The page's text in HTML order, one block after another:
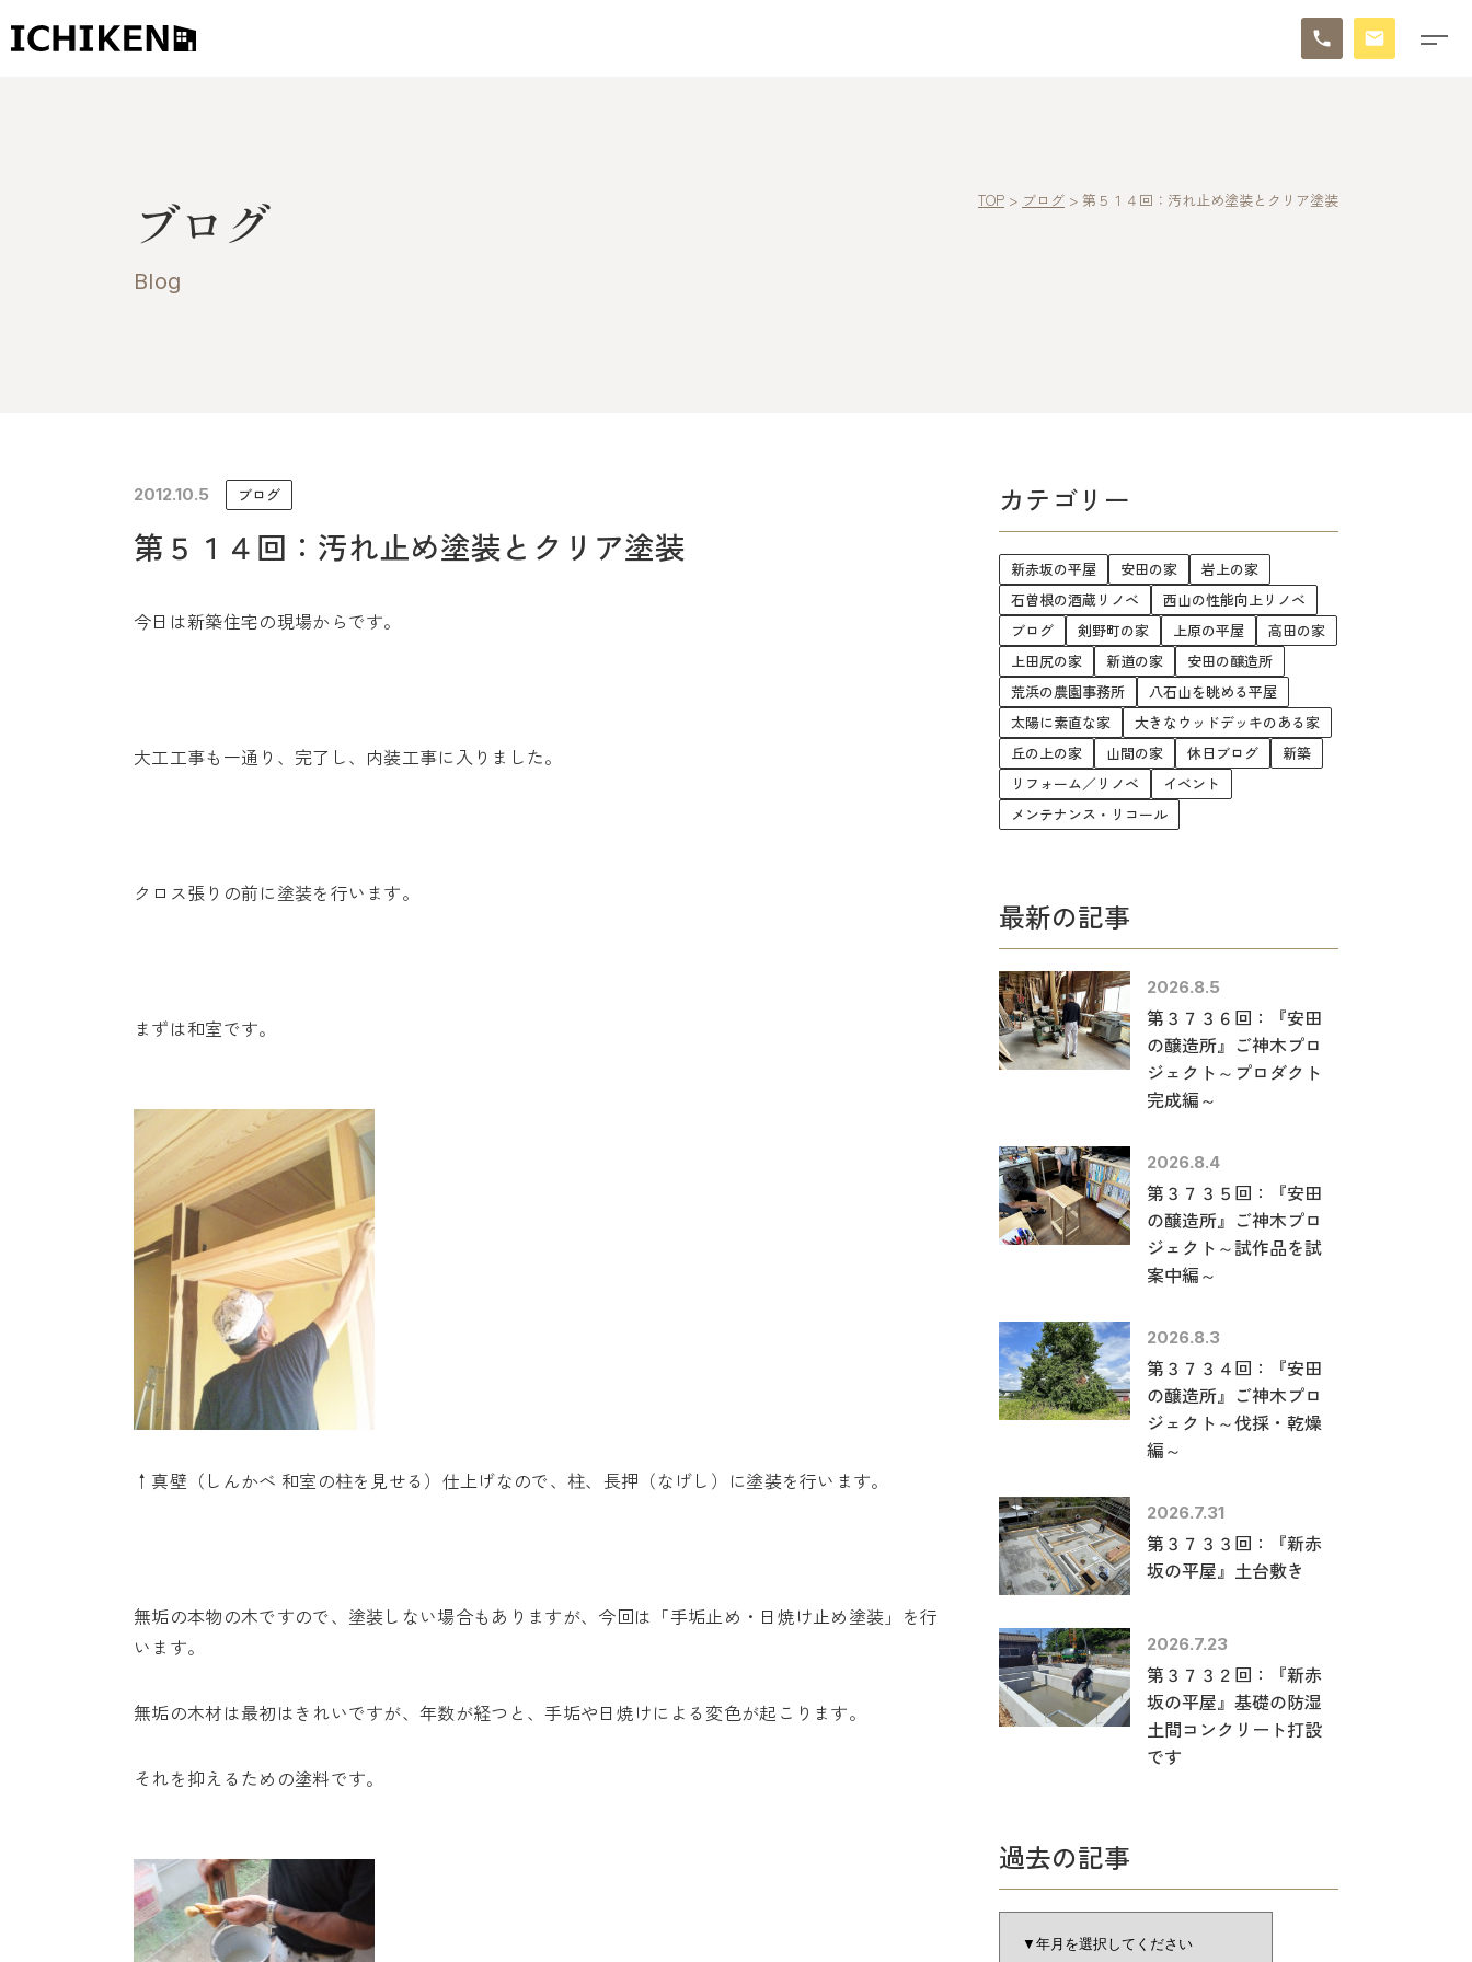
未来に住み継ぐ平屋
ブログ
Blog
TOP > ブログ > 第５１４回：汚れ止め塗装とクリア塗装
2012.10.5 ブログ
第５１４回：汚れ止め塗装とクリア塗装
今日は新築住宅の現場からです。
大工工事も一通り、完了し、内装工事に入りました。
クロス張りの前に塗装を行います。
まずは和室です。
↑真壁（しんかべ 和室の柱を見せる）仕上げなので、柱、長押（なげし）に塗装を行います。
無垢の本物の木ですので、塗装しない場合もありますが、今回は「手垢止め・日焼け止め塗装」を行
います。
無垢の木材は最初はきれいですが、年数が経つと、手垢や日焼けによる変色が起こります。
それを抑えるための塗料です。
カテゴリー
新赤坂の平屋 安田の家
岩上の家
石曽根の酒蔵リノベ
西山の性能向上リノベ
ブログ
剣野町の家 上原の平屋
高田の家
上田尻の家
新道の家
安田の醸造所
荒浜の農園事務所
八石山を眺める平屋
太陽に素直な家
大きなウッドデッキのある家
丘の上の家
山間の家 休日ブログ
新築
リフォーム／リノベ
イベント
メンテナンス・リコール
最新の記事
2026.8.5
第３７３６回：『安田
の醸造所』ご神木プロ
ジェクト～プロダクト
完成編～
2026.8.4
第３７３５回：『安田
の醸造所』ご神木プロ
ジェクト～試作品を試
案中編～
2026.8.3
第３７３４回：『安田
の醸造所』ご神木プロ
ジェクト～伐採・乾燥
編～
2026.7.31
第３７３３回：『新赤
坂の平屋』土台敷き
2026.7.23
第３７３２回：『新赤
坂の平屋』基礎の防湿
土間コンクリート打設
です
過去の記事